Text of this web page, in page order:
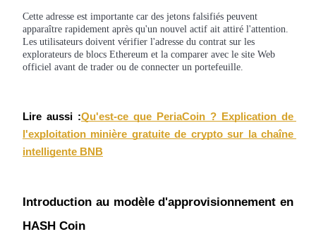
Gagner
Cette adresse est importante car des jetons falsifiés peuvent
apparaître rapidement après qu'un nouvel actif ait attiré l'attention.
Les utilisateurs doivent vérifier l'adresse du contrat sur les
explorateurs de blocs Ethereum et la comparer avec le site Web
officiel avant de trader ou de connecter un portefeuille.
Lire aussi :Qu'est-ce que PeriaCoin ? Explication de
l'exploitation minière gratuite de crypto sur la chaîne
intelligente BNB
Introduction au modèle d'approvisionnement en
HASH Coin